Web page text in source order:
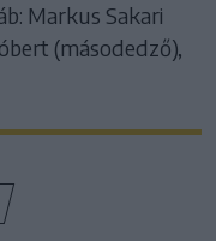
Markus Sakari
(másodedző),